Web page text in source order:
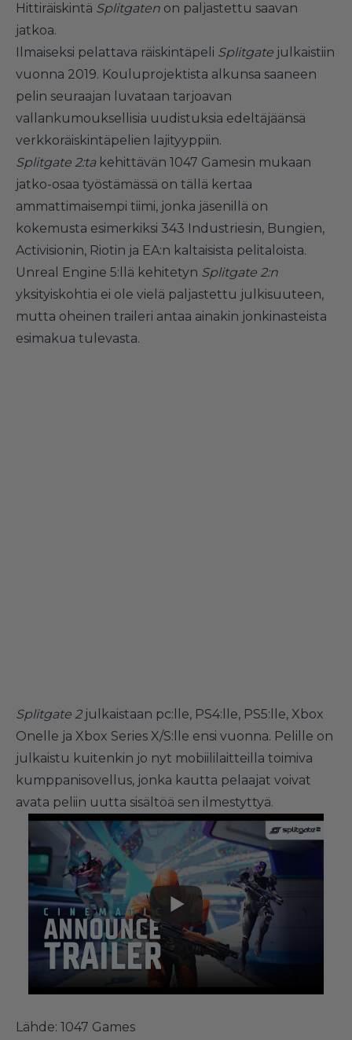
Hittiräiskintä Splitgaten on paljastettu saavan
jatkoa.
Ilmaiseksi pelattava räiskintäpeli Splitgate julkaistiin
vuonna 2019. Kouluprojektista alkunsa saaneen
pelin seuraajan luvataan tarjoavan
vallankumouksellisia uudistuksia edeltäjäänsä
verkkoräiskintäpelien lajityyppiin.
Splitgate 2:ta kehittävän 1047 Gamesin mukaan
jatko-osaa työstämässä on tällä kertaa
ammattimaisempi tiimi, jonka jäsenillä on
kokemusta esimerkiksi 343 Industriesin, Bungien,
Activisionin, Riotin ja EA:n kaltaisista pelitaloista.
Unreal Engine 5:llä kehitetyn Splitgate 2:n
yksityiskohtia ei ole vielä paljastettu julkisuuteen,
mutta oheinen traileri antaa ainakin jonkinasteista
esimakua tulevasta.
Splitgate 2julkaistaan pc:lle, PS4:lle, PS5:lle, Xbox
Onelle ja Xbox Series X/S:lle ensi vuonna. Pelille on
julkaistu kuitenkin jo nyt mobiililaitteilla toimiva
kumppanisovellus, jonka kautta pelaajat voivat
avata peliin uutta sisältöä sen ilmestyttyä.
Lähde: 1047 Games